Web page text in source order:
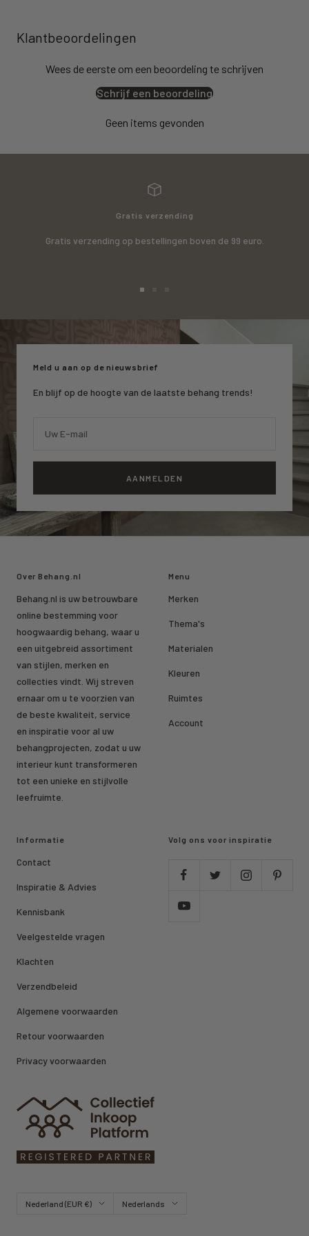
Klantbeoordelingen
Wees de eerste om een beoordeling te schrijven
Schrijf een beoordeling
Geen items gevonden
Gratis verzending
Gratis verzending op bestellingen boven de 99 euro.
1
2
slide
3
Meld u aan op de nieuwsbrief
En blijf op de hoogte van de laatste behang trends!
Uw E-mail
AANMELDEN
Over Behang.nl
Behang.nl is uw betrouwbare
online bestemming voor
hoogwaardig behang, waar u
een uitgebreid assortiment
van stijlen, merken en
collecties vindt. Wij streven
ernaar om u te voorzien van
de beste kwaliteit, service
en inspiratie voor al uw
behangprojecten, zodat u uw
interieur kunt transformeren
tot een unieke en stijlvolle
leefruimte.
Menu
Merken
Thema's
Materialen
Kleuren
Ruimtes
Account
Informatie
Contact
Inspiratie & Advies
Kennisbank
Veelgestelde vragen
Klachten
Verzendbeleid
Algemene voorwaarden
Retour voorwaarden
Privacy voorwaarden
Volg ons voor inspiratie
Land/regio Nederland (EUR €) TaalNederlands